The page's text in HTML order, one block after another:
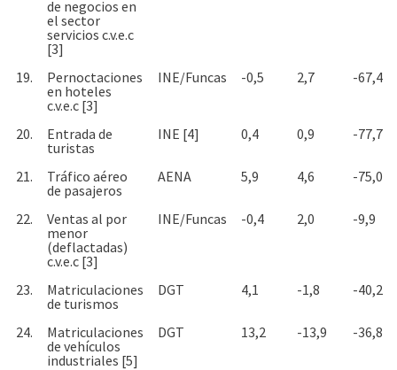
de negocios en
el sector
servicios c.v.e.c
[3]
19.
Pernoctaciones
en hoteles
c.v.e.c [3]
INE/Funcas -0,5 2,7 -67,4
20.
Entrada de
turistas
INE [4] 0,4 0,9 -77,7
21.
Tráfico aéreo
de pasajeros
AENA 5,9 4,6 -75,0
22.
Ventas al por
menor
(deflactadas)
c.v.e.c [3]
INE/Funcas -0,4 2,0 -9,9
23.
Matriculaciones
de turismos
DGT 4,1 -1,8 -40,2
24.
Matriculaciones
de vehículos
industriales [5]
DGT 13,2 -13,9 -36,8